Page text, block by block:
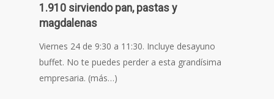
1.910 sirviendo pan, pastas y
magdalenas
Viernes 24 de 9:30 a 11:30. Incluye desayuno
buffet. No te puedes perder a esta grandísima
empresaria. (más…)